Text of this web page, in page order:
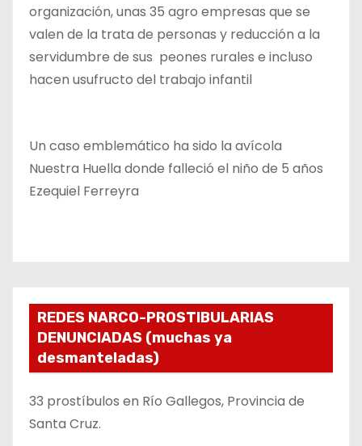
organización, unas 35 agro empresas que se
valen de la trata de personas y reducción a la
servidumbre de sus peones rurales e incluso
hacen usufructo del trabajo infantil
Un caso emblemático ha sido la avícola
Nuestra Huella donde falleció el niño de 5 años
Ezequiel Ferreyra
REDES NARCO-PROSTIBULARIAS
DENUNCIADAS (muchas ya
desmanteladas)
33 prostíbulos en Río Gallegos, Provincia de
Santa Cruz.